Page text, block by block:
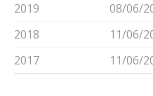
2019
08/06/
2018
11/06/
2017
11/06/